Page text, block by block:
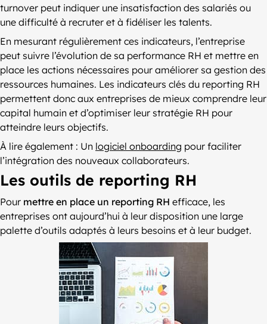
turnover peut indiquer une insatisfaction des salariés ou
une difficulté à recruter et à fidéliser les talents.
En mesurant régulièrement ces indicateurs, l’entreprise
peut suivre l’évolution de sa performance RH et mettre en
place les actions nécessaires pour améliorer sa gestion des
ressources humaines. Les indicateurs clés du reporting RH
permettent donc aux entreprises de mieux comprendre leur
capital humain et d’optimiser leur stratégie RH pour
atteindre leurs objectifs.
À lire également : Un logiciel onboarding pour faciliter
l’intégration des nouveaux collaborateurs.
Les outils de reporting RH
Pour mettre en place un reporting RH efficace, les
entreprises ont aujourd’hui à leur disposition une large
palette d’outils adaptés à leurs besoins et à leur budget.